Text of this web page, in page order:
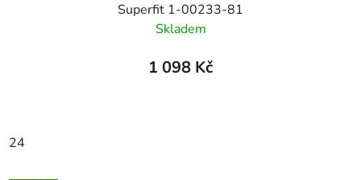
Superfit 1-00233-81
Skladem
1 098 Kč
24